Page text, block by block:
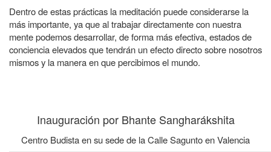
Dentro de estas prácticas la meditación puede considerarse la
más importante, ya que al trabajar directamente con nuestra
mente podemos desarrollar, de forma más efectiva, estados de
conciencia elevados que tendrán un efecto directo sobre nosotros
mismos y la manera en que percibimos el mundo.
Inauguración por Bhante Sangharákshita
Centro Budista en su sede de la Calle Sagunto en Valencia